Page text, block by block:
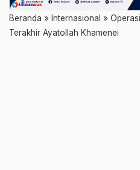
Beranda » Internasional »
Terakhir Ayatollah Khamenei